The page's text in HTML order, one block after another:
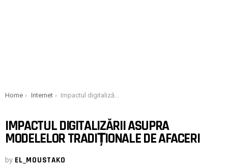
You are here:
Home Internet Impactul digitalizării asupra modelelor tradiționale de afaceri
IMPACTUL DIGITALIZĂRII ASUPRA
MODELELOR TRADIȚIONALE DE AFACERI
by EL_MOUSTAKO